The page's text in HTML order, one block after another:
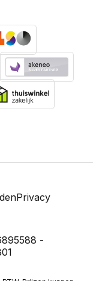
Privacy
-